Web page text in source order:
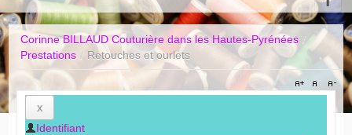
Corinne BILLAUD Couturière dans les Hautes-Pyrénées
Prestations / Retouches et ourlets
X
Identifiant